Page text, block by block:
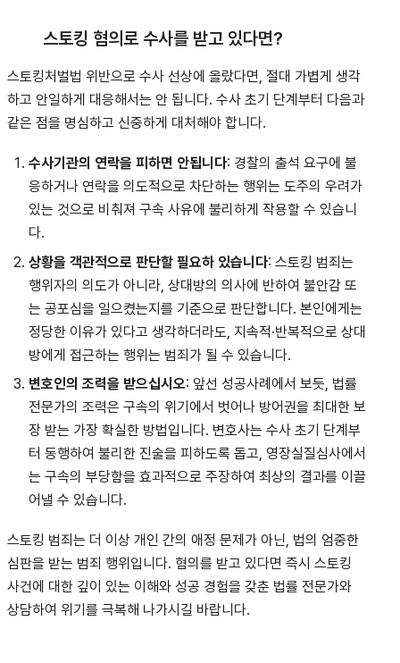
스토킹 혐의로 수사를 받고 있다면?
스토킹처벌법 위반으로 수사 선상에 올랐다면, 절대 가볍게 생각
하고 안일하게 대응해서는 안 됩니다. 수사 초기 단계부터 다음과
같은 점을 명심하고 신중하게 대처해야 합니다.
수사기관의 연락을 피하면 안됩니다: 경찰의 출석 요구에 불
응하거나 연락을 의도적으로 차단하는 행위는 도주의 우려가
있는 것으로 비춰져 구속 사유에 불리하게 작용할 수 있습니
다.
상황을 객관적으로 판단할 필요하 있습니다: 스토킹 범죄는
행위자의 의도가 아니라, 상대방의 의사에 반하여 불안감 또
는 공포심을 일으켰는지를 기준으로 판단합니다. 본인에게는
정당한 이유가 있다고 생각하더라도, 지속적·반복적으로 상대
방에게 접근하는 행위는 범죄가 될 수 있습니다.
변호인의 조력을 받으십시오: 앞선 성공사례에서 보듯, 법률
전문가의 조력은 구속의 위기에서 벗어나 방어권을 최대한 보
장 받는 가장 확실한 방법입니다. 변호사는 수사 초기 단계부
터 동행하여 불리한 진술을 피하도록 돕고, 영장실질심사에서
는 구속의 부당함을 효과적으로 주장하여 최상의 결과를 이끌
어낼 수 있습니다.
스토킹 범죄는 더 이상 개인 간의 애정 문제가 아닌, 법의 엄중한
심판을 받는 범죄 행위입니다. 혐의를 받고 있다면 즉시 스토킹
사건에 대한 깊이 있는 이해와 성공 경험을 갖춘 법률 전문가와
상담하여 위기를 극복해 나가시길 바랍니다.